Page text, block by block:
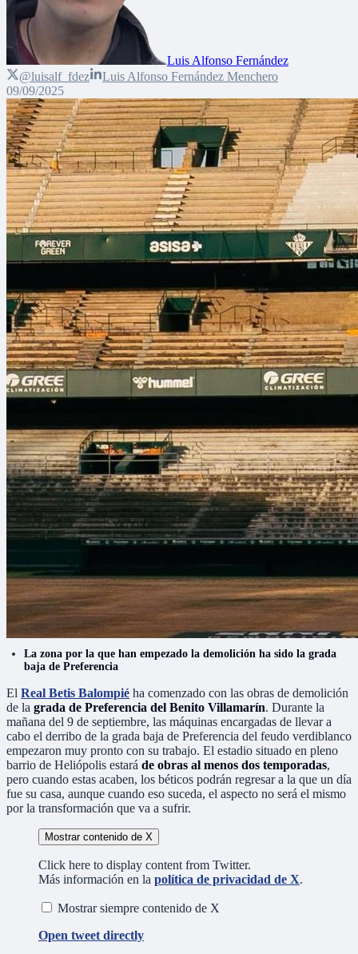
Luis Alfonso Fernández
@luisalf_fdez
Luis Alfonso Fernández Menchero
09/09/2025
La zona por la que han empezado la demolición ha sido la grada
baja de Preferencia
El Real Betis Balompié ha comenzado con las obras de demolición
de la grada de Preferencia del Benito Villamarín. Durante la
mañana del 9 de septiembre, las máquinas encargadas de llevar a
cabo el derribo de la grada baja de Preferencia del feudo verdiblanco
empezaron muy pronto con su trabajo. El estadio situado en pleno
barrio de Heliópolis estará de obras al menos dos temporadas,
pero cuando estas acaben, los béticos podrán regresar a la que un día
fue su casa, aunque cuando eso suceda, el aspecto no será el mismo
por la transformación que va a sufrir.
Mostrar contenido de X
Click here to display content from Twitter.
Más información en la política de privacidad de X.
Mostrar siempre contenido de X
Open tweet directly